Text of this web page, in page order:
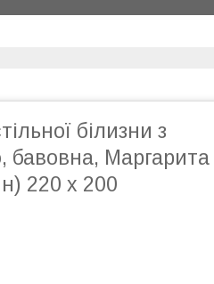
білизни з
бавовна, Маргарита
220 х 200